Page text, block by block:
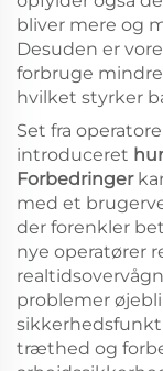
bliver mere og
Desuden er
forbruge
hvilket styrker
Set fra
introduceret
Forbedringer
med et
der forenkler
nye operatører
problemer
træthed og